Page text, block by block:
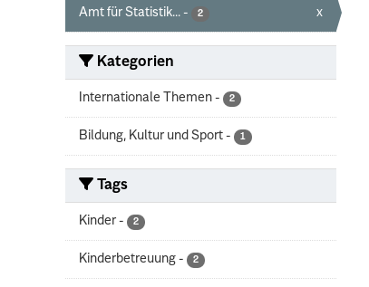
Amt für Statistik... - 2 x
Kategorien
Internationale Themen - 2
Bildung, Kultur und Sport - 1
Tags
Kinder - 2
Kinderbetreuung - 2